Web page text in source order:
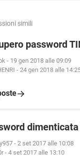
simili
password
- 19 gen 2018 alle 09:09
- 24 gen 2018 alle
- 2 set 2017 alle 10:08
- 4 set 2017 alle 13:10